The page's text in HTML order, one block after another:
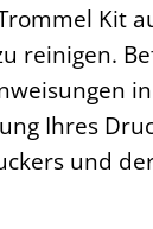
Kit
reinigen.
Ihres
und